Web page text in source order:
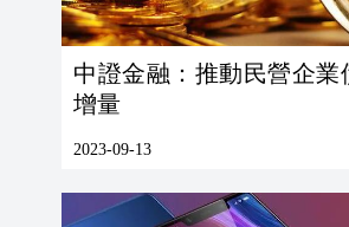
中證金融：推動民營企
增量
2023-09-13